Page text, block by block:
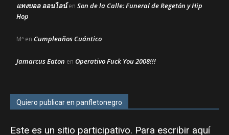
แทงบอล ออนไลน์en Son de la Calle: Funeral de Regetón y Hip
Hop
Mª en Cumpleaños Cuántico
Jamarcus Eaton en Operativo Fuck You 2008!!!
Quiero publicar en panfletonegro
Este es un sitio participativo. Para escribir aquí